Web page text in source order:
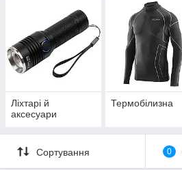
Ліхтарі й
аксесуари
Термобілизна
Сортування 0